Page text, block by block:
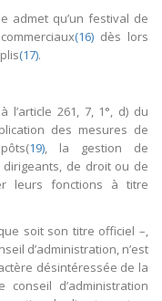
admet qu’un festival de
(16) dès lors
(17).
261, 7, 1°, d) du
des mesures de
19), la gestion de
dirigeants, de droit ou de
leurs fonctions à titre
soit son titre officiel –,
d’administration, n’est
désintéressée de la
d’administration